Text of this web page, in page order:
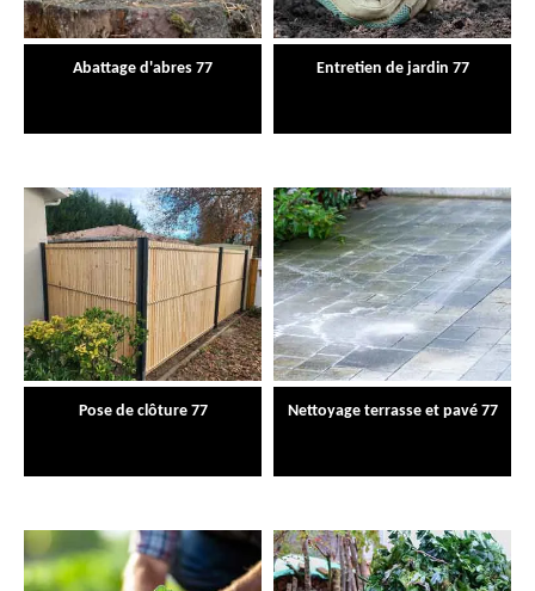
Abattage d'abres 77 Entretien de jardin 77
Pose de clôture 77 Nettoyage terrasse et pavé 77